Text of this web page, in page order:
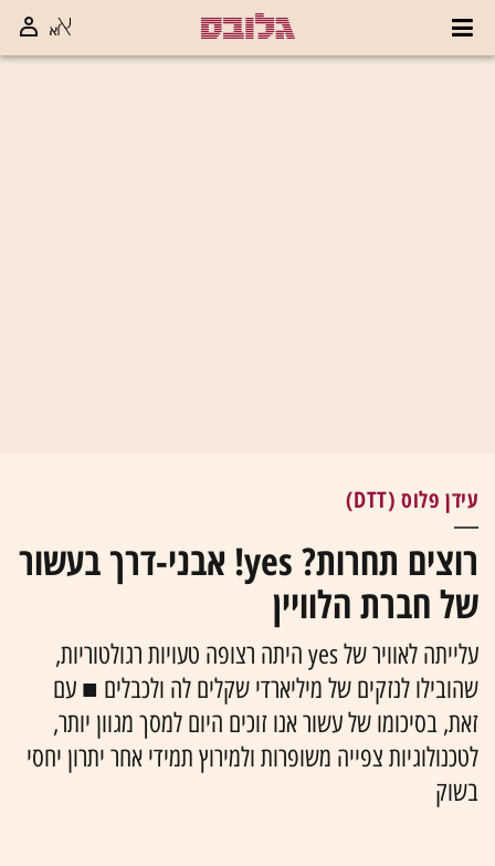
עידן פלוס (DTT)
רוצים תחרות? yes! אבני-דרך בעשור
של חברת הלוויין
עלייתה לאוויר של yes היתה רצופה טעויות רגולטוריות,
שהובילו לנזקים של מיליארדי שקלים לה ולכבלים ■ עם
זאת, בסיכומו של עשור אנו זוכים היום למסך מגוון יותר,
לטכנולוגיות צפייה משופרות ולמירוץ תמידי אחר יתרון יחסי
בשוק